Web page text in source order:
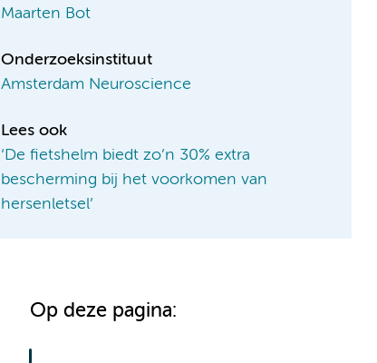
Maarten Bot
Onderzoeksinstituut
Amsterdam Neuroscience
Lees ook
‘De fietshelm biedt zo’n 30% extra
bescherming bij het voorkomen van
hersenletsel’
Op deze pagina: